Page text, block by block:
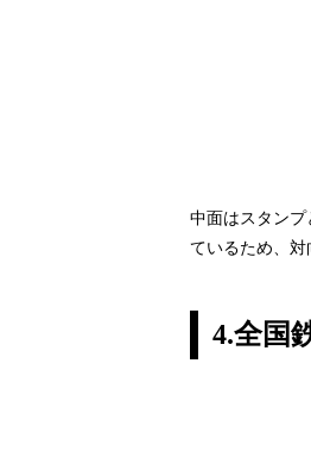
中面はスタン
ているため、対
4.全国